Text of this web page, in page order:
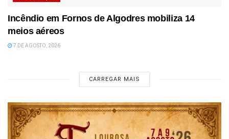
Incêndio em Fornos de Algodres mobiliza 14
meios aéreos
7 DE AGOSTO, 2026
CARREGAR MAIS